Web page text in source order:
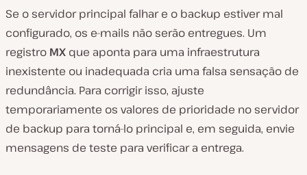
Se o servidor principal falhar e o backup estiver mal
configurado, os e-mails não serão entregues. Um
registro MX que aponta para uma infraestrutura
inexistente ou inadequada cria uma falsa sensação de
redundância. Para corrigir isso, ajuste
temporariamente os valores de prioridade no servidor
de backup para torná-lo principal e, em seguida, envie
mensagens de teste para verificar a entrega.